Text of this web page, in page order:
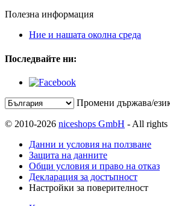
Полезна информация
Ние и нашата околна среда
Последвайте ни:
Промени държава/
© 2010-2026 niceshops GmbH - All rights
Данни и условия на ползване
Защита на данните
Общи условия и право на отказ
Декларация за достъпност
Настройки за поверителност